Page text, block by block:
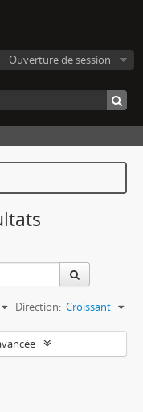
Ouverture de session
Direction: Croissant